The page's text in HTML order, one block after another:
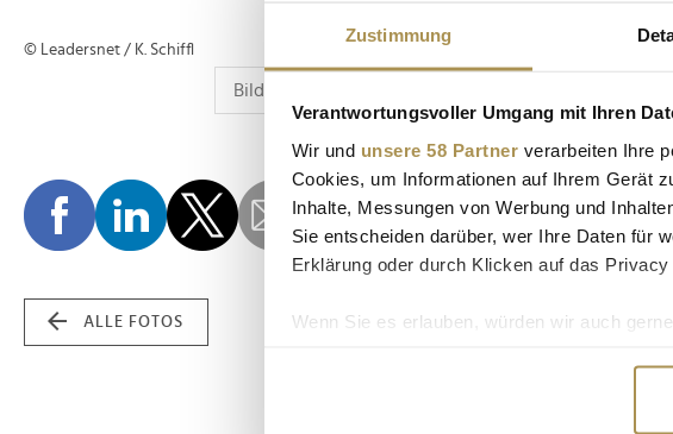
Zustimmung
Verantwortungsvoller Umgang mit Ihren
Wir und unsere 58 Partner verarbeiten Ihre
Cookies, um Informationen auf Ihrem Gerät
Inhalte, Messungen von Werbung und
Sie entscheiden darüber, wer Ihre Daten für
Erklärung oder durch Klicken auf das
Wenn Sie es erlauben, würden wir auch
Erfahren Sie mehr darüber, wie Ihre
© Leadersnet / K. Schiffl
ALLE FOTOS